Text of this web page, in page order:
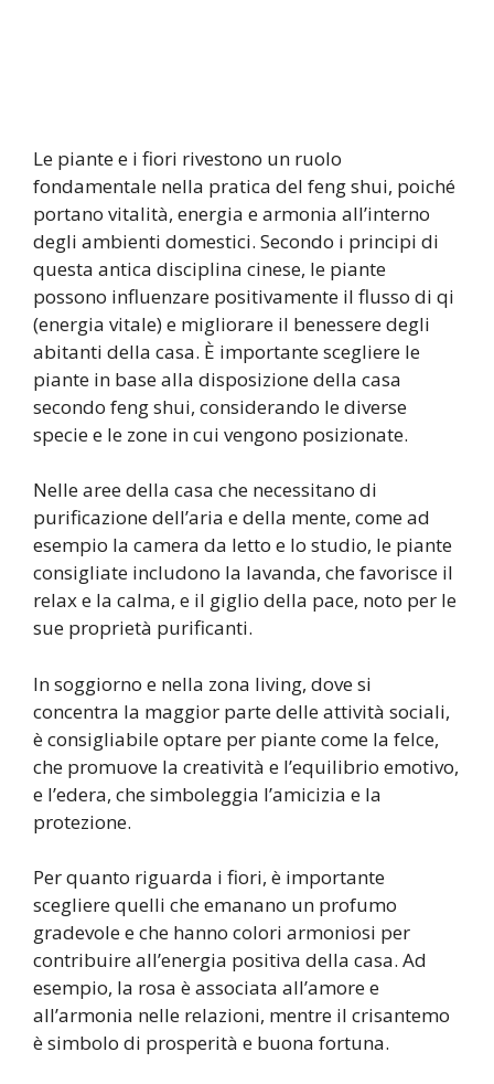
Le piante e i fiori rivestono un ruolo
fondamentale nella pratica del feng shui, poiché
portano vitalità, energia e armonia all’interno
degli ambienti domestici. Secondo i principi di
questa antica disciplina cinese, le piante
possono influenzare positivamente il flusso di qi
(energia vitale) e migliorare il benessere degli
abitanti della casa. È importante scegliere le
piante in base alla disposizione della casa
secondo feng shui, considerando le diverse
specie e le zone in cui vengono posizionate.
Nelle aree della casa che necessitano di
purificazione dell’aria e della mente, come ad
esempio la camera da letto e lo studio, le piante
consigliate includono la lavanda, che favorisce il
relax e la calma, e il giglio della pace, noto per le
sue proprietà purificanti.
In soggiorno e nella zona living, dove si
concentra la maggior parte delle attività sociali,
è consigliabile optare per piante come la felce,
che promuove la creatività e l’equilibrio emotivo,
e l’edera, che simboleggia l’amicizia e la
protezione.
Per quanto riguarda i fiori, è importante
scegliere quelli che emanano un profumo
gradevole e che hanno colori armoniosi per
contribuire all’energia positiva della casa. Ad
esempio, la rosa è associata all’amore e
all’armonia nelle relazioni, mentre il crisantemo
è simbolo di prosperità e buona fortuna.